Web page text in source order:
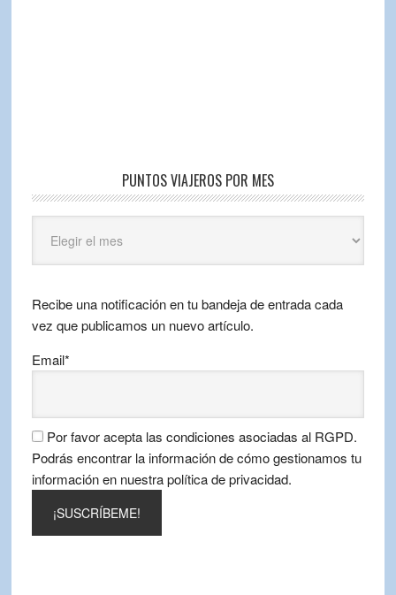
PUNTOS VIAJEROS POR MES
Viajeros
por
Recibe una notificación en tu bandeja de entrada cada
vez que publicamos un nuevo artículo.
Email*
Por favor acepta las condiciones asociadas al RGPD.
Podrás encontrar la información de cómo gestionamos tu
información en nuestra política de privacidad.